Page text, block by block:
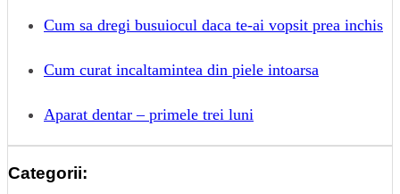
Cum sa dregi busuiocul daca te-ai vopsit prea inchis
Cum curat incaltamintea din piele intoarsa
Aparat dentar – primele trei luni
Categorii: